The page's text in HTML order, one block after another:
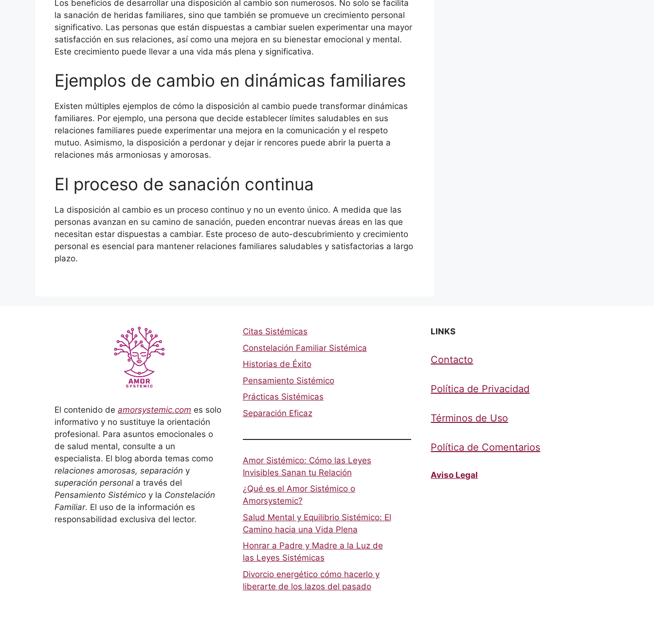
Los beneficios de desarrollar una disposición al cambio son numerosos. No solo se facilita
la sanación de heridas familiares, sino que también se promueve un crecimiento personal
significativo. Las personas que están dispuestas a cambiar suelen experimentar una mayor
satisfacción en sus relaciones, así como una mejora en su bienestar emocional y mental.
Este crecimiento puede llevar a una vida más plena y significativa.
Ejemplos de cambio en dinámicas familiares
Existen múltiples ejemplos de cómo la disposición al cambio puede transformar dinámicas
familiares. Por ejemplo, una persona que decide establecer límites saludables en sus
relaciones familiares puede experimentar una mejora en la comunicación y el respeto
mutuo. Asimismo, la disposición a perdonar y dejar ir rencores puede abrir la puerta a
relaciones más armoniosas y amorosas.
El proceso de sanación continua
La disposición al cambio es un proceso continuo y no un evento único. A medida que las
personas avanzan en su camino de sanación, pueden encontrar nuevas áreas en las que
necesitan estar dispuestas a cambiar. Este proceso de auto-descubrimiento y crecimiento
personal es esencial para mantener relaciones familiares saludables y satisfactorias a largo
plazo.
El contenido de amorsystemic.com es solo
informativo y no sustituye la orientación
profesional. Para asuntos emocionales o
de salud mental, consulte a un
especialista. El blog aborda temas como
relaciones amorosas, separación y
superación personal a través del
Pensamiento Sistémico y la Constelación
Familiar. El uso de la información es
responsabilidad exclusiva del lector.
Citas Sistémicas
Constelación Familiar Sistémica
Historias de Éxito
Pensamiento Sistémico
Prácticas Sistémicas
Separación Eficaz
Amor Sistémico: Cómo las Leyes
Invisibles Sanan tu Relación
¿Qué es el Amor Sistémico o
Amorsystemic?
Salud Mental y Equilibrio Sistémico: El
Camino hacia una Vida Plena
Honrar a Padre y Madre a la Luz de
las Leyes Sistémicas
Divorcio energético cómo hacerlo y
liberarte de los lazos del pasado
LINKS
Contacto
Política de Privacidad
Términos de Uso
Política de Comentarios
Aviso Legal